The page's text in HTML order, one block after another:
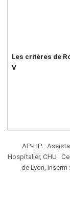
Les critères de
V
AP-HP :
Hospitalier, CHU :
de Lyon,